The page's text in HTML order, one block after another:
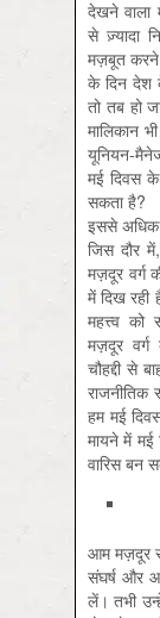
देखने वाला
से ज़्यादा
मज़बूत करने
के दिन देश
तो तब हो
मालिकान
यूनियन-
मई दिवस
सकता है?
इससे अधिक
जिस दौर
मज़दूर वर्ग
में दिख रही
महत्त्व को
मज़दूर वर्ग
चौहद्दी से
हम मई
मायने में मई
वारिस बन
आम मज़दूर
संघर्ष और
लें। तभी